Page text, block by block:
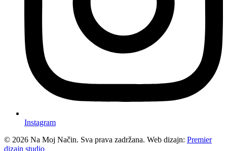
Instagram
© 2026 Na Moj Način. Sva prava zadržana. Web dizajn: Premier
dizajn studio